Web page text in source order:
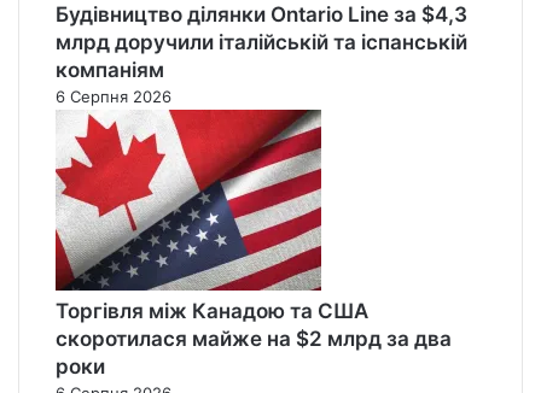
Будівництво ділянки Ontario Line за $4,3
млрд доручили італійській та іспанській
компаніям
6 Серпня 2026
Торгівля між Канадою та США
скоротилася майже на $2 млрд за два
роки